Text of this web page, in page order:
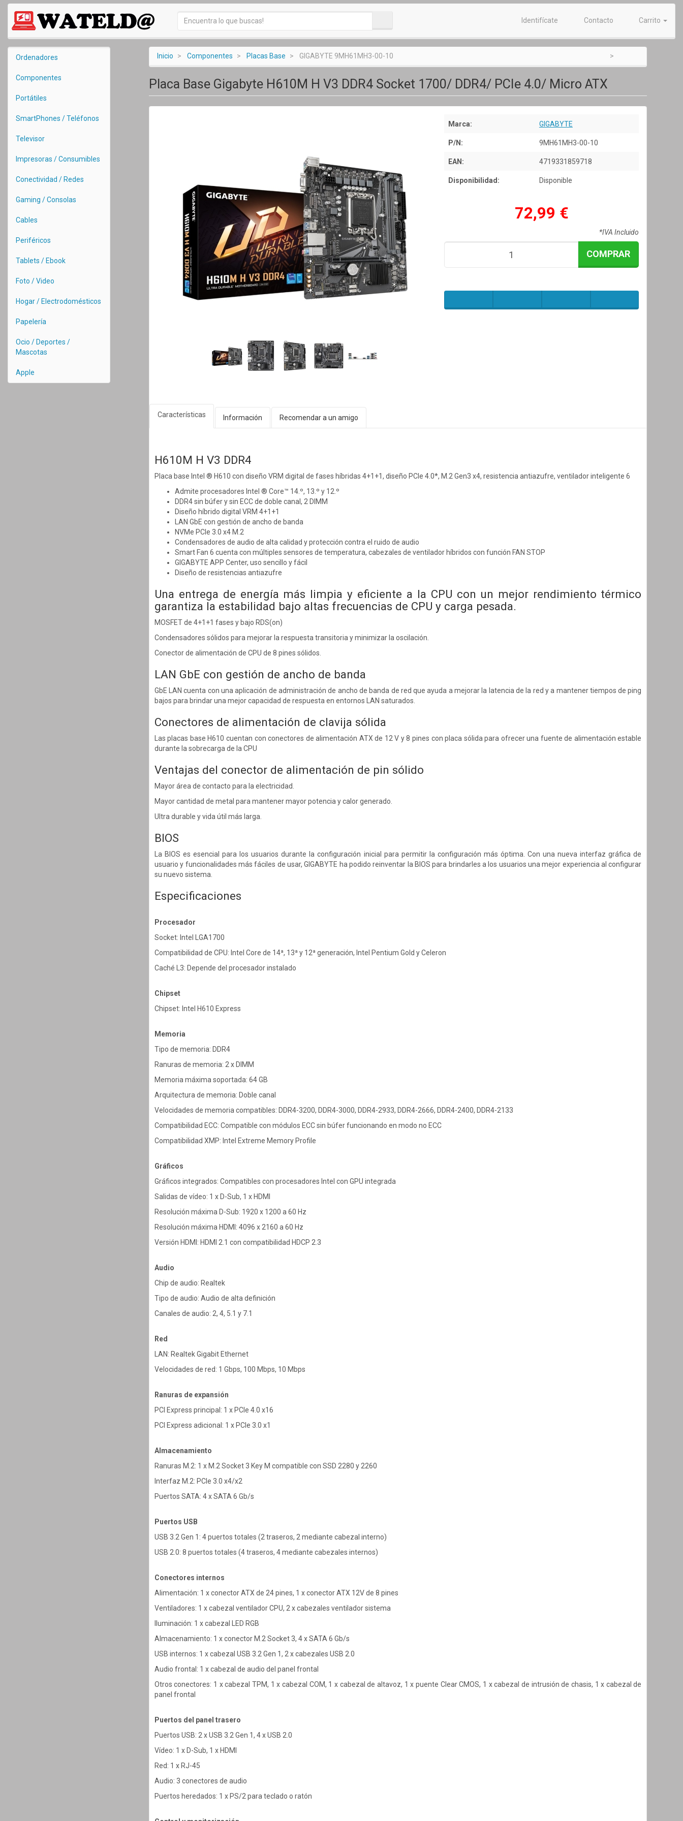
Identifícate Contacto Carrito
Ordenadores
Componentes
Portátiles
SmartPhones / Teléfonos
Televisor
Impresoras / Consumibles
Conectividad / Redes
Gaming / Consolas
Cables
Periféricos
Tablets / Ebook
Foto / Video
Hogar / Electrodomésticos
Papelería
Ocio / Deportes /
Mascotas
Apple
Inicio Componentes Placas Base GIGABYTE 9MH61MH3-00-10
Placa Base Gigabyte H610M H V3 DDR4 Socket 1700/ DDR4/ PCIe 4.0/ Micro ATX
Marca: GIGABYTE
P/N: 9MH61MH3-00-10
EAN: 4719331859718
Disponibilidad: Disponible
72,99 €
*IVA Incluido
COMPRAR
Características Información Recomendar a un amigo
H610M H V3 DDR4
Placa base Intel ® H610 con diseño VRM digital de fases híbridas 4+1+1, diseño PCIe 4.0*, M.2 Gen3 x4, resistencia antiazufre, ventilador inteligente 6
Admite procesadores Intel ® Core™ 14.º, 13.º y 12.º
DDR4 sin búfer y sin ECC de doble canal, 2 DIMM
Diseño híbrido digital VRM 4+1+1
LAN GbE con gestión de ancho de banda
NVMe PCIe 3.0 x4 M.2
Condensadores de audio de alta calidad y protección contra el ruido de audio
Smart Fan 6 cuenta con múltiples sensores de temperatura, cabezales de ventilador híbridos con función FAN STOP
GIGABYTE APP Center, uso sencillo y fácil
Diseño de resistencias antiazufre
Una entrega de energía más limpia y eficiente a la CPU con un mejor rendimiento térmico
garantiza la estabilidad bajo altas frecuencias de CPU y carga pesada.
MOSFET de 4+1+1 fases y bajo RDS(on)
Condensadores sólidos para mejorar la respuesta transitoria y minimizar la oscilación.
Conector de alimentación de CPU de 8 pines sólidos.
LAN GbE con gestión de ancho de banda
GbE LAN cuenta con una aplicación de administración de ancho de banda de red que ayuda a mejorar la latencia de la red y a mantener tiempos de ping
bajos para brindar una mejor capacidad de respuesta en entornos LAN saturados.
Conectores de alimentación de clavija sólida
Las placas base H610 cuentan con conectores de alimentación ATX de 12 V y 8 pines con placa sólida para ofrecer una fuente de alimentación estable
durante la sobrecarga de la CPU
Ventajas del conector de alimentación de pin sólido
Mayor área de contacto para la electricidad.
Mayor cantidad de metal para mantener mayor potencia y calor generado.
Ultra durable y vida útil más larga.
BIOS
La BIOS es esencial para los usuarios durante la configuración inicial para permitir la configuración más óptima. Con una nueva interfaz gráfica de
usuario y funcionalidades más fáciles de usar, GIGABYTE ha podido reinventar la BIOS para brindarles a los usuarios una mejor experiencia al configurar
su nuevo sistema.
Especificaciones
Procesador
Socket: Intel LGA1700
Compatibilidad de CPU: Intel Core de 14ª, 13ª y 12ª generación, Intel Pentium Gold y Celeron
Caché L3: Depende del procesador instalado
Chipset
Chipset: Intel H610 Express
Memoria
Tipo de memoria: DDR4
Ranuras de memoria: 2 x DIMM
Memoria máxima soportada: 64 GB
Arquitectura de memoria: Doble canal
Velocidades de memoria compatibles: DDR4-3200, DDR4-3000, DDR4-2933, DDR4-2666, DDR4-2400, DDR4-2133
Compatibilidad ECC: Compatible con módulos ECC sin búfer funcionando en modo no ECC
Compatibilidad XMP: Intel Extreme Memory Profile
Gráficos
Gráficos integrados: Compatibles con procesadores Intel con GPU integrada
Salidas de vídeo: 1 x D-Sub, 1 x HDMI
Resolución máxima D-Sub: 1920 x 1200 a 60 Hz
Resolución máxima HDMI: 4096 x 2160 a 60 Hz
Versión HDMI: HDMI 2.1 con compatibilidad HDCP 2.3
Audio
Chip de audio: Realtek
Tipo de audio: Audio de alta definición
Canales de audio: 2, 4, 5.1 y 7.1
Red
LAN: Realtek Gigabit Ethernet
Velocidades de red: 1 Gbps, 100 Mbps, 10 Mbps
Ranuras de expansión
PCI Express principal: 1 x PCIe 4.0 x16
PCI Express adicional: 1 x PCIe 3.0 x1
Almacenamiento
Ranuras M.2: 1 x M.2 Socket 3 Key M compatible con SSD 2280 y 2260
Interfaz M.2: PCIe 3.0 x4/x2
Puertos SATA: 4 x SATA 6 Gb/s
Puertos USB
USB 3.2 Gen 1: 4 puertos totales (2 traseros, 2 mediante cabezal interno)
USB 2.0: 8 puertos totales (4 traseros, 4 mediante cabezales internos)
Conectores internos
Alimentación: 1 x conector ATX de 24 pines, 1 x conector ATX 12V de 8 pines
Ventiladores: 1 x cabezal ventilador CPU, 2 x cabezales ventilador sistema
Iluminación: 1 x cabezal LED RGB
Almacenamiento: 1 x conector M.2 Socket 3, 4 x SATA 6 Gb/s
USB internos: 1 x cabezal USB 3.2 Gen 1, 2 x cabezales USB 2.0
Audio frontal: 1 x cabezal de audio del panel frontal
Otros conectores: 1 x cabezal TPM, 1 x cabezal COM, 1 x cabezal de altavoz, 1 x puente Clear CMOS, 1 x cabezal de intrusión de chasis, 1 x cabezal de
panel frontal
Puertos del panel trasero
Puertos USB: 2 x USB 3.2 Gen 1, 4 x USB 2.0
Vídeo: 1 x D-Sub, 1 x HDMI
Red: 1 x RJ-45
Audio: 3 conectores de audio
Puertos heredados: 1 x PS/2 para teclado o ratón